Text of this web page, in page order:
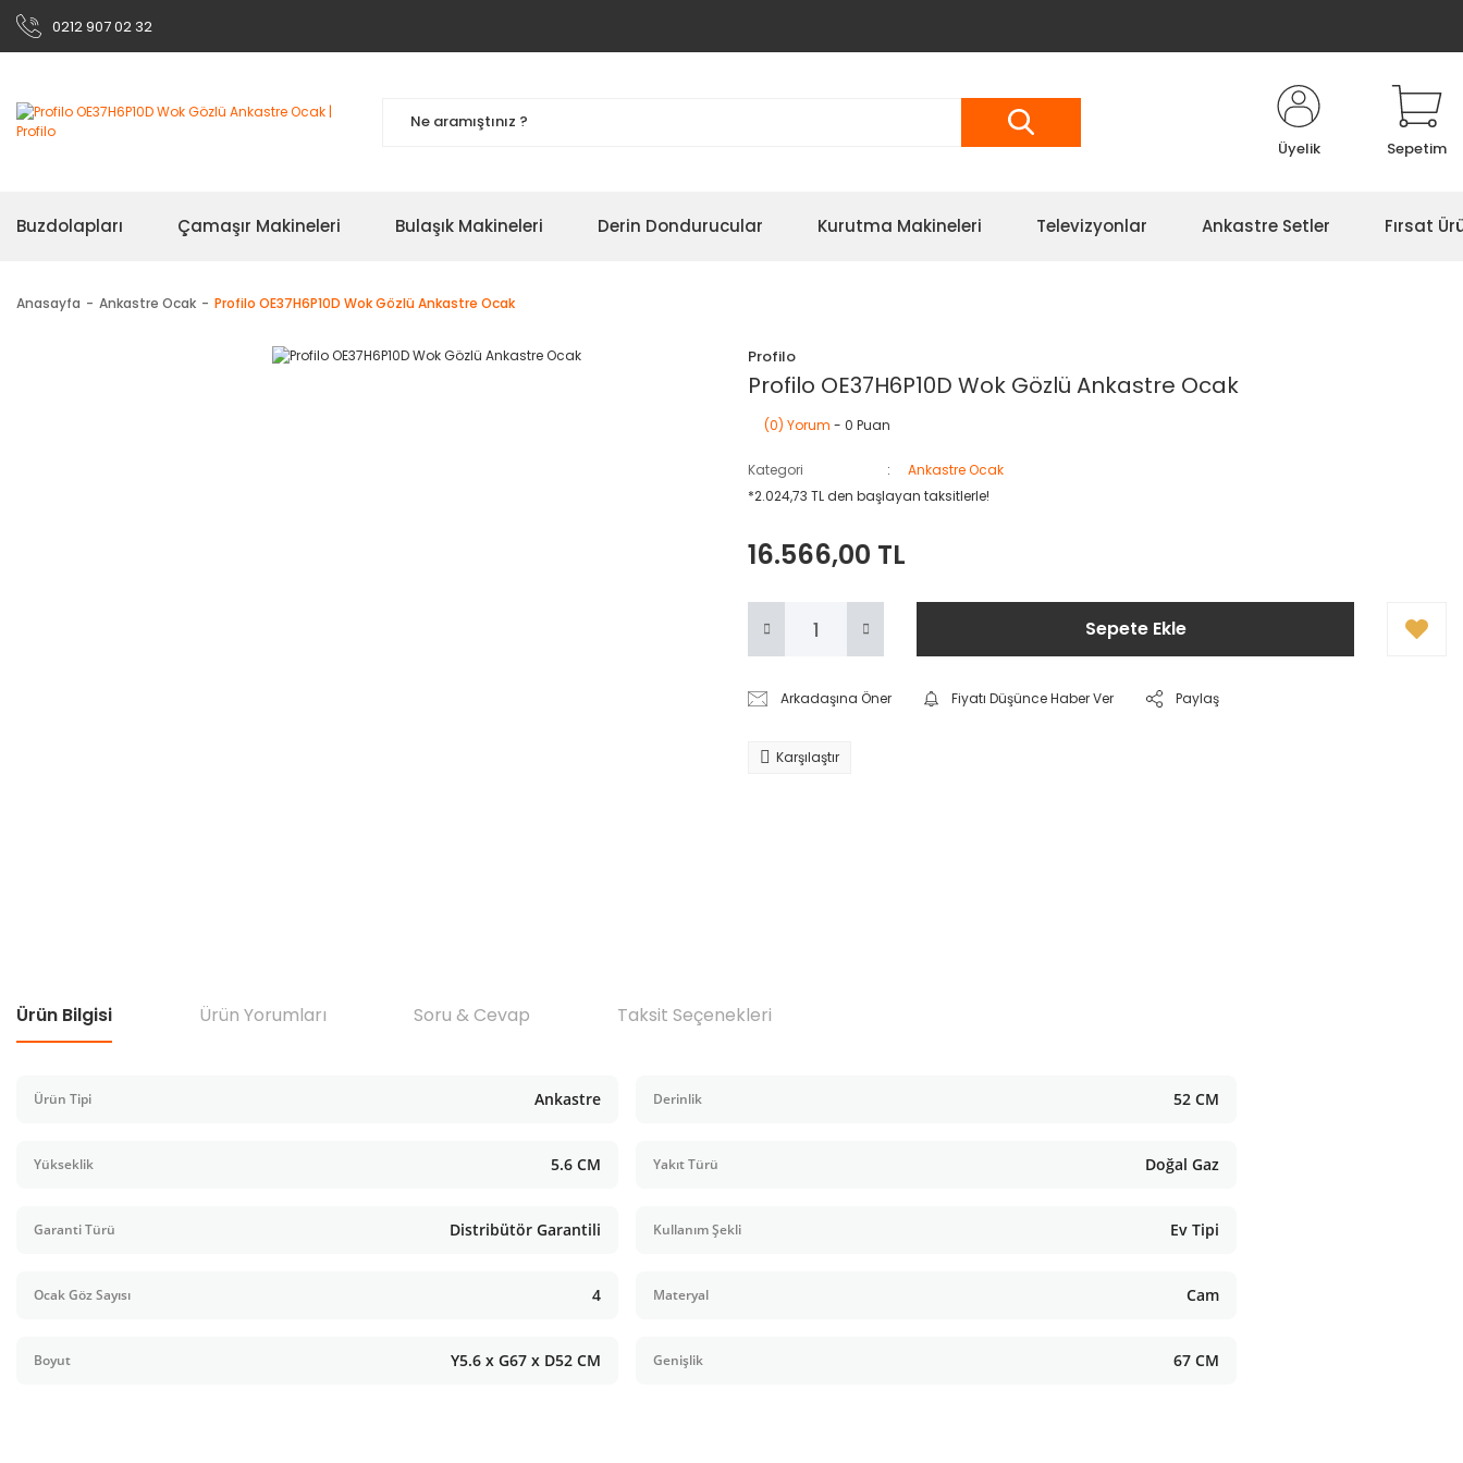
0212 907 02 32
Üyelik Sepetim
Buzdolapları Çamaşır Makineleri Bulaşık Makineleri Derin Dondurucular Kurutma Makineleri Televizyonlar Ankastre Setler Fırsat
Anasayfa Ankastre Ocak Profilo OE37H6P10D Wok Gözlü Ankastre Ocak
Profilo
Profilo OE37H6P10D Wok Gözlü Ankastre Ocak
(0) Yorum - 0 Puan
Kategori
Ankastre Ocak
*2.024,73 TL den başlayan taksitlerle!
16.566,00 TL
Sepete Ekle
Arkadaşına Öner Fiyatı Düşünce Haber Ver Paylaş
Karşılaştır
Ürün Bilgisi Ürün Yorumları Soru & Cevap Taksit Seçenekleri
Ürün Tipi Ankastre Derinlik 52 CM
Yükseklik 5.6 CM Yakıt Türü Doğal Gaz
Garanti Türü Distribütör Garantili Kullanım Şekli Ev Tipi
Ocak Göz Sayısı 4 Materyal Cam
Boyut Y5.6 x G67 x D52 CM Genişlik 67 CM